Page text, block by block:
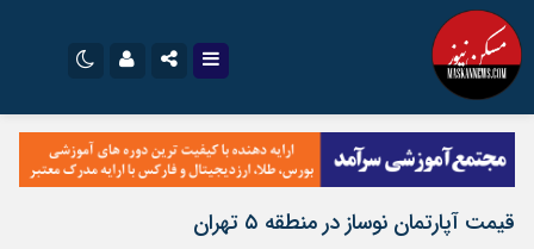
اینستاگرام
تلگرام
سروش
ایتا
آپارات
اپلیکیشن
نام کاربری یا نشانی ایمیل
رمز عبور
قیمت آپارتمان نوساز در منطقه ۵ تهران